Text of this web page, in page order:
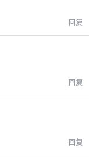
回复
回复
回复